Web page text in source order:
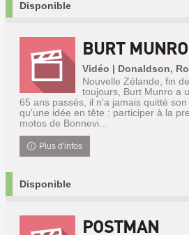
Disponible
BURT MUNRO
Vidéo | Donaldson,
Nouvelle Zélande, fin
toujours, Burt Munro a
65 ans passés, il n'a jamais quitté
qu'une idée en tête : participer à la
motos de Bonnevi...
Plus d'infos
Disponible
POSTMAN